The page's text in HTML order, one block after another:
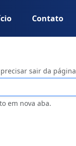
Contato
sair da página
em nova aba.